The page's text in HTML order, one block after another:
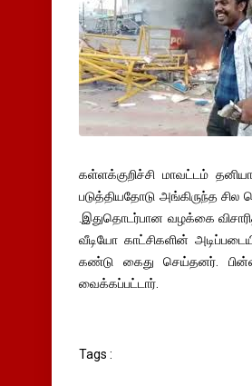
கள்ளக்குறிச்சி மாவட்டம்
படுத்தியதோடு அங்கிருந்த
.இதுதொடர்பான வழக்கை
வீடியோ காட்சிகளின்
கண்டு கைது செய்தனர்.
வைக்கப்பட்டார்.
Tags :